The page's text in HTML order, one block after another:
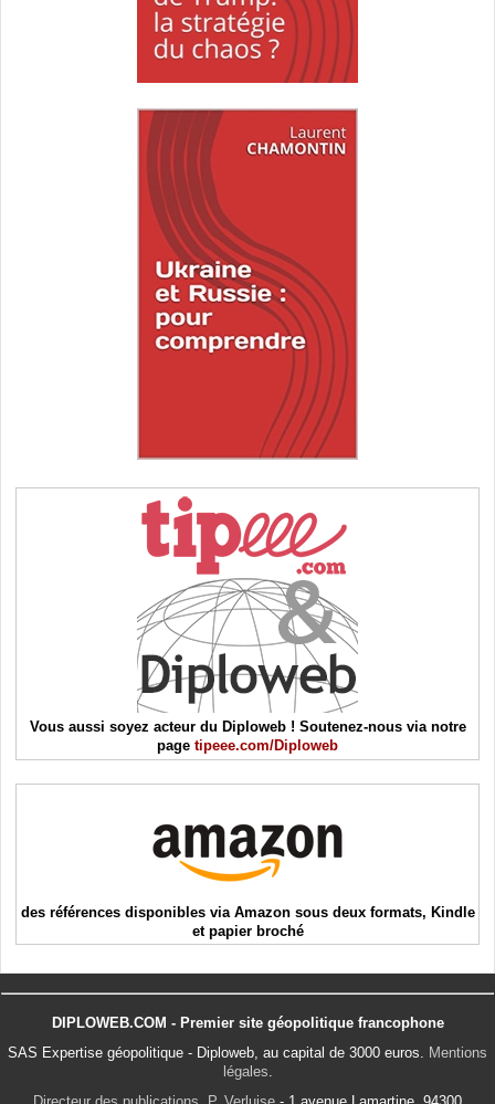
Vous aussi soyez acteur du Diploweb ! Soutenez-nous via notre
page tipeee.com/Diploweb
des références disponibles via Amazon sous deux formats, Kindle
et papier broché
DIPLOWEB.COM - Premier site géopolitique francophone
SAS Expertise géopolitique - Diploweb, au capital de 3000 euros. Mentions
légales.